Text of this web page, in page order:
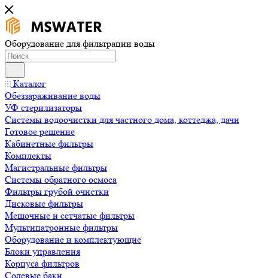
Оборудование для фильтрации воды
Каталог
Обеззараживание воды
УФ стерилизаторы
Системы водоочистки для частного дома, коттеджа, дачи
Готовое решение
Кабинетные фильтры
Комплекты
Магистральные фильтры
Системы обратного осмоса
Фильтры грубой очистки
Дисковые фильтры
Мешочные и сетчатые фильтры
Мультипатронные фильтры
Оборудование и комплектующие
Блоки управления
Корпуса фильтров
Солевые баки